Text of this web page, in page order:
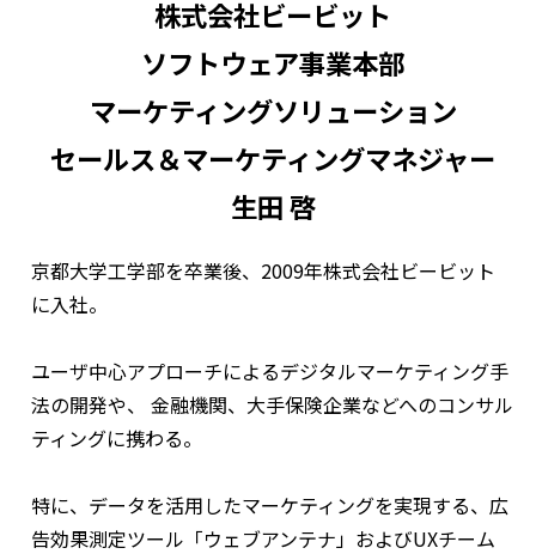
株式会社ビービット
ソフトウェア事業本部
マーケティングソリューション
セールス＆マーケティングマネジャー
生田 啓
京都大学工学部を卒業後、2009年株式会社ビービット
に入社。
ユーザ中心アプローチによるデジタルマーケティング手
法の開発や、 金融機関、大手保険企業などへのコンサル
ティングに携わる。
特に、データを活用したマーケティングを実現する、広
告効果測定ツール「ウェブアンテナ」およびUXチーム